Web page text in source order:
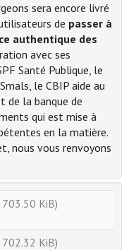
sera encore livré
de passer à
authentique des
avec ses
Santé Publique, le
le CBIP aide au
de la banque de
qui est mise à
en la matière.
nous vous renvoyons
KiB)
KiB)